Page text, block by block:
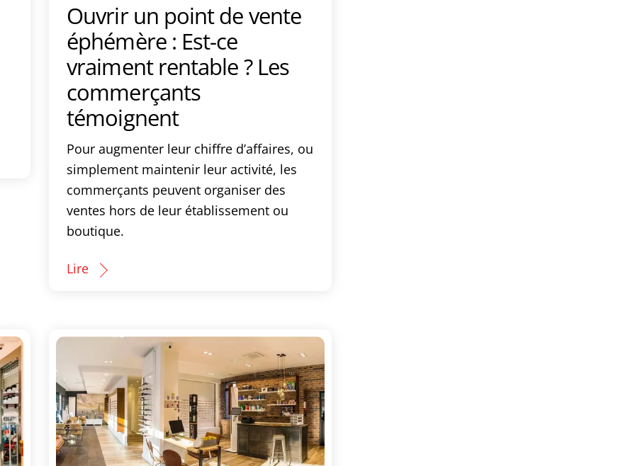
Ouvrir un point de vente
éphémère : Est-ce
vraiment rentable ? Les
commerçants
témoignent
Pour augmenter leur chiffre d’affaires, ou
simplement maintenir leur activité, les
commerçants peuvent organiser des
ventes hors de leur établissement ou
boutique.
Lire